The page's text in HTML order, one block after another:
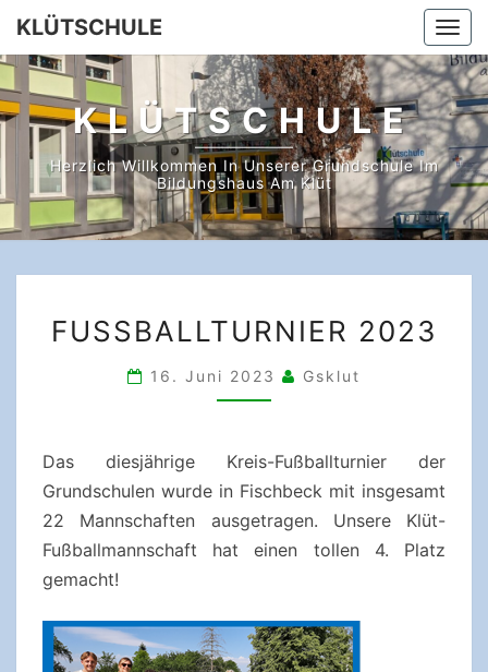
Skip
content
KLÜTSCHULE
KLÜTSCHULE
Herzlich Willkommen In Unserer Grundschule Im
Bildungshaus Am Klüt
023
FUSSBALLTURNIER 2023
16. Juni 2023 Gsklut
Das diesjährige Kreis-Fußballturnier der
Grundschulen wurde in Fischbeck mit insgesamt
22 Mannschaften ausgetragen. Unsere Klüt-
Fußballmannschaft hat einen tollen 4. Platz
gemacht!